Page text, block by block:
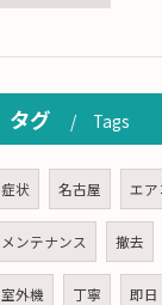
タグ Tags
症状 名古屋 エア
メンテナンス 撤去
室外機 丁寧 即日